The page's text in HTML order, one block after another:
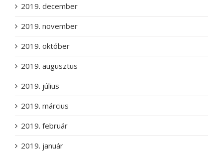
2019. december
2019. november
2019. október
2019. augusztus
2019. július
2019. március
2019. február
2019. január